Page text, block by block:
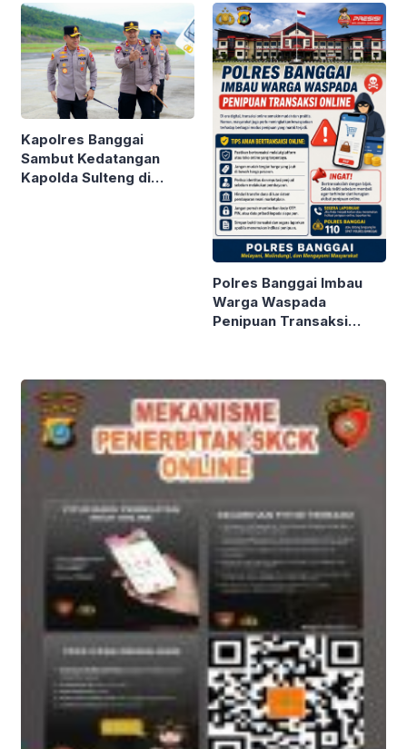
Banggai ke-66
Kapolres Banggai
Sambut Kedatangan
Kapolda Sulteng di
Polres Banggai Imbau
Warga Waspada
Penipuan Transaksi